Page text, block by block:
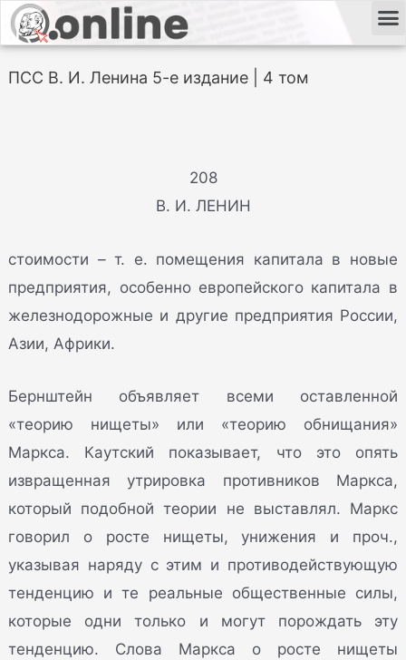
ПСС В. И. Ленина 5-е издание | 4 том
208
В. И. ЛЕНИН
стоимости – т. е. помещения капитала в новые
предприятия, особенно европейского капитала в
железнодорожные и другие предприятия России,
Азии, Африки.
Бернштейн объявляет всеми оставленной
«теорию нищеты» или «теорию обнищания»
Маркса. Каутский показывает, что это опять
извращенная утрировка противников Маркса,
который подобной теории не выставлял. Маркс
говорил о росте нищеты, унижения и проч.,
указывая наряду с этим и противодействующую
тенденцию и те реальные общественные силы,
которые одни только и могут порождать эту
тенденцию. Слова Маркса о росте нищеты